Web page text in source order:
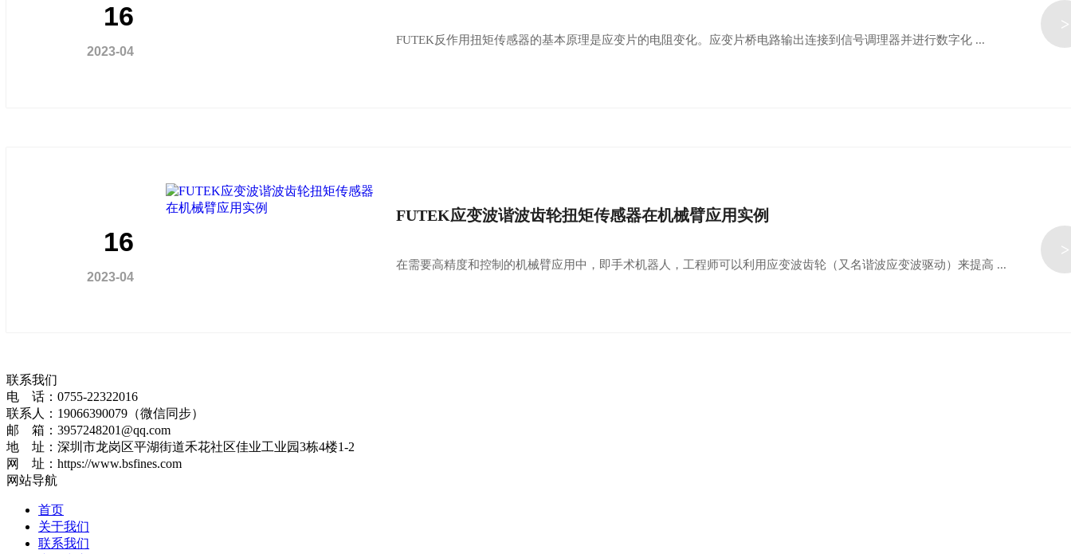
16
2023-04
FUTEK反作用扭矩传感器的基本原理是应变片的电阻变化。应变片桥电路输出连接到信号调理器并进行数字化 ...
>
16
2023-04
FUTEK应变波谐波齿轮扭矩传感器在机械臂应用实例
在需要高精度和控制的机械臂应用中，即手术机器人，工程师可以利用应变波齿轮（又名谐波应变波驱动）来提高 ...
>
联系我们
电 话：0755-22322016
联系人：19066390079（微信同步）
邮 箱：3957248201@qq.com
地 址：深圳市龙岗区平湖街道禾花社区佳业工业园3栋4楼1-2
网 址：https://www.bsfines.com
网站导航
首页
关于我们
联系我们